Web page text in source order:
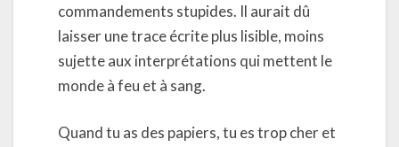
commandements stupides. Il aurait dû
laisser une trace écrite plus lisible, moins
sujette aux interprétations qui mettent le
monde à feu et à sang.
Quand tu as des papiers, tu es trop cher et